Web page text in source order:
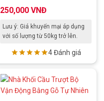
4 Đánh giá
250,000 VNĐ
Lưu ý: Giá khuyến mại áp dụng
với số lượng từ 50kg trở lên.